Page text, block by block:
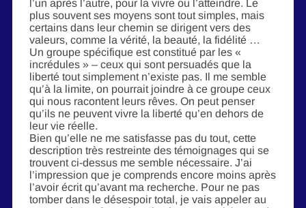
l’un après l’autre, pour la vivre ou l’atteindre. Le
plus souvent ses moyens sont tout simples, mais
certains dans leur chemin se dirigent vers des
valeurs, comme la vérité, la beauté, la fidélité …
Un groupe spécifique est constitué par les «
incrédules » – ceux qui sont persuadés que la
liberté tout simplement n’existe pas. Il me semble
qu’à la limite, on pourrait joindre à ce groupe ceux
qui nous racontent leurs rêves. On peut penser
qu’ils ne peuvent vivre la liberté qu’en dehors de
leur vie réelle.
Bien qu’elle ne me satisfasse pas du tout, cette
description très restreinte des témoignages qui se
trouvent ci-dessus me semble nécessaire. J’ai
l’impression que je comprends encore moins après
l’avoir écrit qu’avant ma recherche. Pour ne pas
tomber dans le désespoir total, je vais appeler au